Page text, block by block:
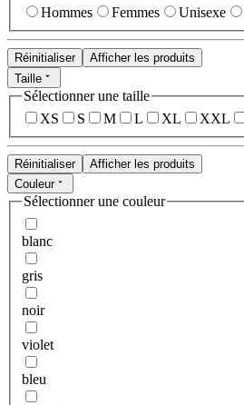
Hommes
Femmes Unisexe
Réinitialiser
Afficher les produits
Taille
Sélectionner une taille
XS
S M L XL XXL
Réinitialiser
Afficher les produits
Couleur
Sélectionner une couleur
blanc
gris
noir
violet
bleu